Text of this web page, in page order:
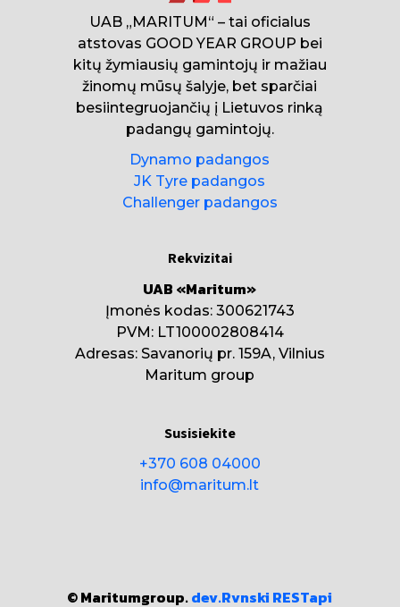
UAB „MARITUM“ – tai oficialus
atstovas GOOD YEAR GROUP bei
kitų žymiausių gamintojų ir mažiau
žinomų mūsų šalyje, bet sparčiai
besiintegruojančių į Lietuvos rinką
padangų gamintojų.
Dynamo padangos
JK Tyre padangos
Challenger padangos
Rekvizitai
UAB «Maritum»
Įmonės kodas: 300621743
PVM: LT100002808414
Adresas: Savanorių pr. 159A, Vilnius
Maritum group
Susisiekite
+370 608 04000
info@maritum.lt
© Maritumgroup.dev.Rvnski RESTapi